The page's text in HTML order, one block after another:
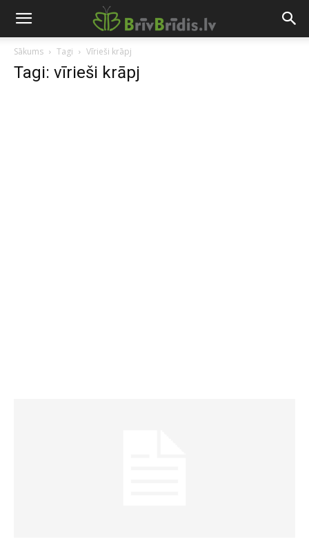
Sākums Tagi Vīrieši krāpj
Tagi: vīrieši krāpj